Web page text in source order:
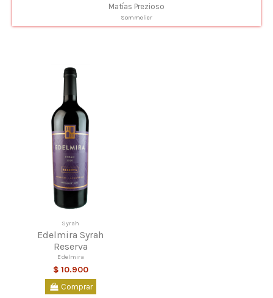
Matías Prezioso
Sommelier
Syrah
Edelmira Syrah
Reserva
Edelmira
$ 10.900
Comprar